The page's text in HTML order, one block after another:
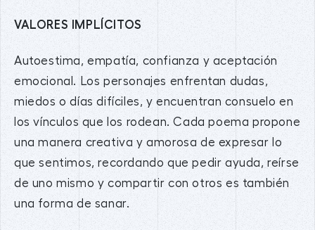
VALORES IMPLÍCITOS
Autoestima, empatía, confianza y aceptación
emocional. Los personajes enfrentan dudas,
miedos o días difíciles, y encuentran consuelo en
los vínculos que los rodean. Cada poema propone
una manera creativa y amorosa de expresar lo
que sentimos, recordando que pedir ayuda, reírse
de uno mismo y compartir con otros es también
una forma de sanar.